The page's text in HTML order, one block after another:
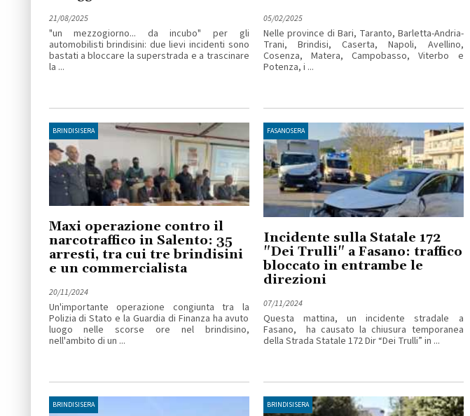
21/08/2025
"un mezzogiorno... da incubo" per gli
automobilisti brindisini: due lievi incidenti sono
bastati a bloccare la superstrada e a trascinare
la ...
05/02/2025
Nelle province di Bari, Taranto, Barletta-Andria-
Trani, Brindisi, Caserta, Napoli, Avellino,
Cosenza, Matera, Campobasso, Viterbo e
Potenza, i ...
BRINDISISERA
Maxi operazione contro il
narcotraffico in Salento: 35
arresti, tra cui tre brindisini
e un commercialista
20/11/2024
Un'importante operazione congiunta tra la
Polizia di Stato e la Guardia di Finanza ha avuto
luogo nelle scorse ore nel brindisino,
nell'ambito di un ...
FASANOSERA
Incidente sulla Statale 172
"Dei Trulli" a Fasano: traffico
bloccato in entrambe le
direzioni
07/11/2024
Questa mattina, un incidente stradale a
Fasano, ha causato la chiusura temporanea
della Strada Statale 172 Dir “Dei Trulli” in ...
BRINDISISERA BRINDISISERA